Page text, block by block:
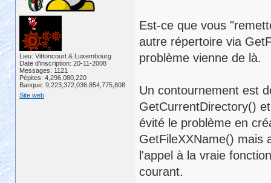
Lieu: Vittoncourt & Luxembourg
Date d'inscription: 20-11-2008
Messages: 1121
Pépites: 4,296,080,220
Banque: 9,223,372,036,854,775,808
Site web
Est-ce que vous
autre répertoire via
problème vienne de là.
Un contournement est
GetCurrentDirectory()
évité le problème en
GetFileXXName() mais
l'appel à la vraie
courant.